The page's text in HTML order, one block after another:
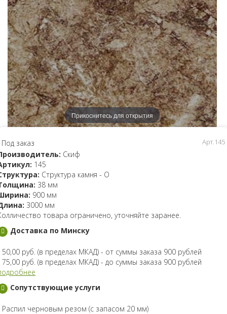
Прикоснитесь для открытия
Под заказ Арт.145
Скиф
145
Структура камня - O
38 мм
900 мм
3000 мм
товара ограничено, уточняйте заранее.
Доставка по Минску
50,00 руб. (в пределах МКАД) - от суммы заказа 900 рублей
75,00 руб. (в пределах МКАД) - до суммы заказа 900 рублей
Сопутствующие услуги
Распил черновым резом (с запасом 20 мм)